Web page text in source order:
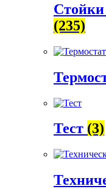
Стойки
(235)
Тест (3)